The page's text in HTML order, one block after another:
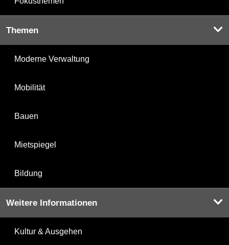
Themen
Moderne Verwaltung
Mobilität
Bauen
Mietspiegel
Bildung
Weitere Informationen
Kultur & Ausgehen